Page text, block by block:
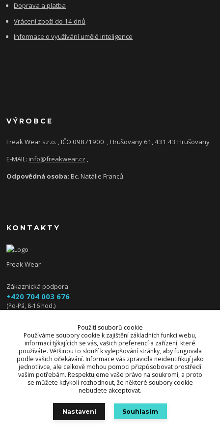
Doprava a platba
Vrácení zboží do 14 dnů
Informace o využívání umělé inteligence
VÝROBCE
Freak Wear s.r.o. , IČO 09871900 , Hrušovany 61, 431 43 Hrušovany
E-MAIL:info@freakwear.cz ,
Odpovědná osoba:Bc. Natálie Franců
KONTAKTY
Freak Wear
Zákaznická podpora
+420 704 003 676
(Po-Pá, 8-16 hod.)
info@freakwear.czPoužití souborů cookie
Používáme soubory cookie k zajištění základních funkcí webu,
informací týkajících se vás, vašich preferencí a zařízení, které
používáte. Většinou to slouží k vylepšování stránky, aby fungovala
podle vašich očekávání. Informace vás zpravidla neidentifikují jako
jednotlivce, ale celkově mohou pomoci přizpůsobovat prostředí
vašim potřebám. Respektujeme vaše právo na soukromí, a proto
se můžete kdykoli rozhodnout, že některé soubory cookie
nebudete akceptovat.
Nastavení Souhlasím